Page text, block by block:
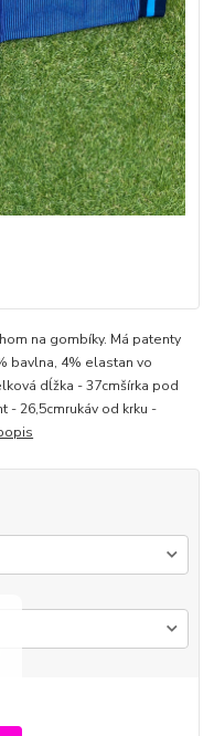
na gombíky. Má patenty
bavlna, 4% elastan vo
dĺžka - 37cmšírka pod
- 26,5cmrukáv od krku -